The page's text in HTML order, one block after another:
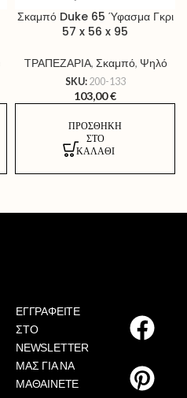
Σκαμπό Duke 65 Ύφασμα Γκρι
57 x 56 x 95
TΡΑΠΕΖΑΡΙΑ, Σκαμπό, Ψηλό
SKU: 200-133
103,00€
ΠΡΟΣΘΉΚΗ
ΣΤΟ
ΚΑΛΆΘΙ
ΕΓΓΡΑΦΕΙΤΕ
ΣΤΟ
NEWSLETTER
ΜΑΣ ΓΙΑ ΝΑ
ΜΑΘΑΙΝΕΤΕ